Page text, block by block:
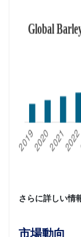
さらに詳しい情
市場動向